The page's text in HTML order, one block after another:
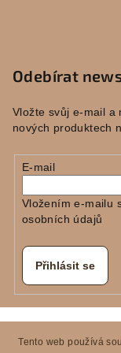
Tento web používá
Odebírat
Vložte svůj e-mail a
nových produktech
E-mail
Vložením e-mailu
osobních údajů
Přihlásit se